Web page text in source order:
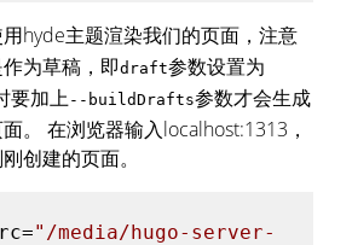
hyde主题渲染我们的页面，注意
为草稿，即draft参数设置为
要加上--buildDrafts参数才会生成
。 在浏览器输入localhost:1313，
创建的页面。
="/media/hugo-server-